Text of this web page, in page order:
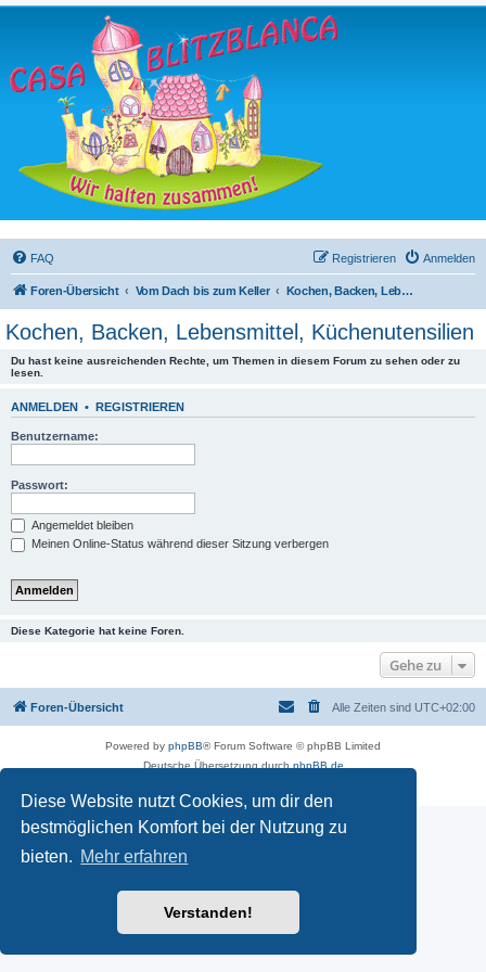
Diese Website nutzt Cookies, um dir den
bestmöglichen Komfort bei der Nutzung zu
bieten. Mehr erfahren
Verstanden!
FAQ Anmelden
Registrieren
Foren-Übersicht Vom Dach bis zum Keller Kochen, Backen, Lebensmittel, Küchenutensilien
Kochen, Backen, Lebensmittel, Küchenutensilien
Du hast keine ausreichenden Rechte, um Themen in diesem Forum zu sehen oder zu
lesen.
ANMELDEN • REGISTRIEREN
Benutzername:
Passwort:
Angemeldet bleiben
Meinen Online-Status während dieser Sitzung verbergen
Diese Kategorie hat keine Foren.
Gehe zu
Foren-Übersicht Alle Zeiten sind UTC+02:00
Powered by phpBB® Forum Software © phpBB Limited
Deutsche Übersetzung durch phpBB.de